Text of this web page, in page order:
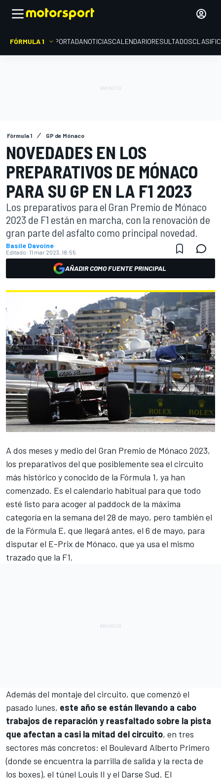
FÓRMULA 1 PORTADANOTICIASCALENDARIORESULTADOS
Fórmula 1 GP de Mónaco
NOVEDADES EN LOS
PREPARATIVOS DE MÓNACO
PARA SU GP EN LA F1 2023
Los preparativos para el Gran Premio de Mónaco
2023 de F1 están en marcha, con la renovación de
gran parte del asfalto como principal novedad.
Basile Davoine
Editado: 11 mar 2023, 18:55
AÑADIR COMO FUENTE PRINCIPAL
A dos meses y medio del Gran Premio de Mónaco 2023,
los preparativos del que posiblemente sea el circuito
más histórico y conocido de la Fórmula 1, ya han
comenzado. Es el calendario habitual para que todo
esté listo para acoger al paddock de la máxima
categoría en la semana del 28 de mayo, pero también el
de la Fórmula E, que llegará antes, el 6 de mayo, para
disputar el E-Prix de Mónaco, que ya usa el mismo
trazado que la F1.
Además del montaje del circuito, que comenzó el
pasado lunes, este año se están llevando a cabo
trabajos de reparación y reasfaltado sobre la pista
que afectan a casi la mitad del circuito, en tres
sectores más concretos: el Boulevard Alberto Primero
(donde se encuentra la parrilla de salida y la recta de
los boxes), el túnel Louis II y el Darse Sud. El